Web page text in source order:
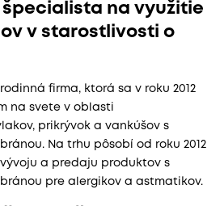
špecialista na využitie
v starostlivosti o
firma, ktorá sa v roku 2012
na svete v oblasti
prikrývok a vankúšov s
Na trhu pôsobí od roku 2012
a predaju produktov s
pre alergikov a astmatikov.